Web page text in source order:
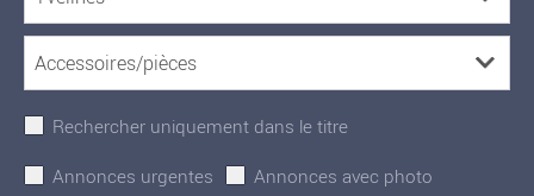
Rechercher uniquement dans le titre
Annonces urgentes
Annonces avec photo